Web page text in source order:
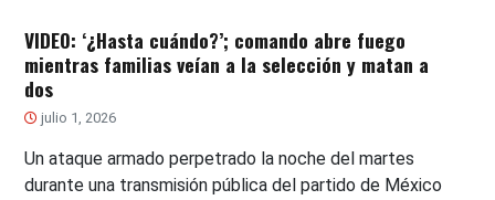
VIDEO: ‘¿Hasta cuándo?’; comando abre fuego
mientras familias veían a la selección y matan a
dos
julio 1, 2026
Un ataque armado perpetrado la noche del martes
durante una transmisión pública del partido de México